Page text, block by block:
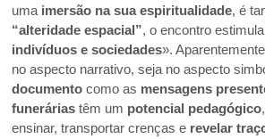
uma imersão na sua espiritualidade, é
“alteridade espacial”, o encontro
indivíduos e sociedades».
no aspecto narrativo, seja no aspecto
documento como as mensagens
funerárias têm um potencial pedagógico
ensinar, transportar crenças e revelar